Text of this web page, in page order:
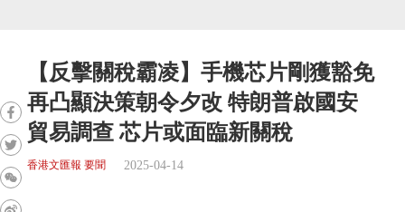
【反擊關稅霸凌】手機芯片剛獲豁免
再凸顯決策朝令夕改 特朗普啟國安
貿易調查 芯片或面臨新關稅
香港文匯報 要聞 2025-04-14